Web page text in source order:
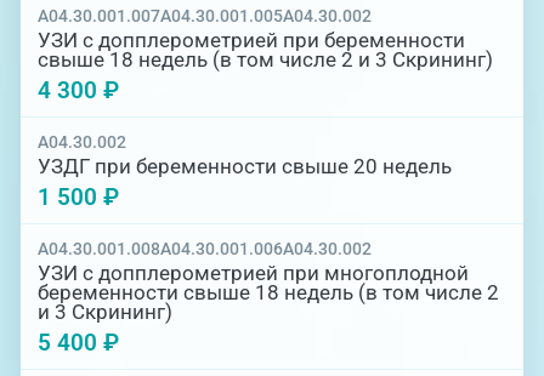
A04.30.001.007A04.30.001.005A04.30.002
УЗИ с допплерометрией при беременности
свыше 18 недель (в том числе 2 и 3 Скрининг)
4 300 ₽
A04.30.002
УЗДГ при беременности свыше 20 недель
1 500 ₽
A04.30.001.008A04.30.001.006A04.30.002
УЗИ с допплерометрией при многоплодной
беременности свыше 18 недель (в том числе 2
и 3 Скрининг)
5 400 ₽